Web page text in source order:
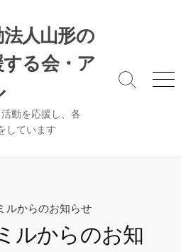
人山形の
る会・ア
動を応援し、各
しています
検
メ
ルからのお知らせ
ルからのお知